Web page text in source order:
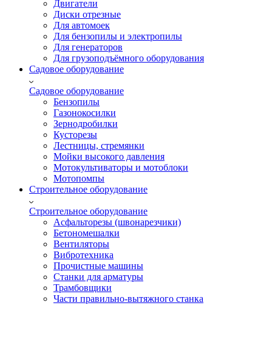
Двигатели
Диски отрезные
Для автомоек
Для бензопилы и электропилы
Для генераторов
Для грузоподъёмного оборудования
Садовое оборудование
Садовое оборудование
Бензопилы
Газонокосилки
Зернодробилки
Кусторезы
Лестницы, стремянки
Мойки высокого давления
Мотокультиваторы и мотоблоки
Мотопомпы
Строительное оборудование
Строительное оборудование
Асфальторезы (швонарезчики)
Бетономешалки
Вентиляторы
Вибротехника
Прочистные машины
Станки для арматуры
Трамбовщики
Части правильно-вытяжного станка